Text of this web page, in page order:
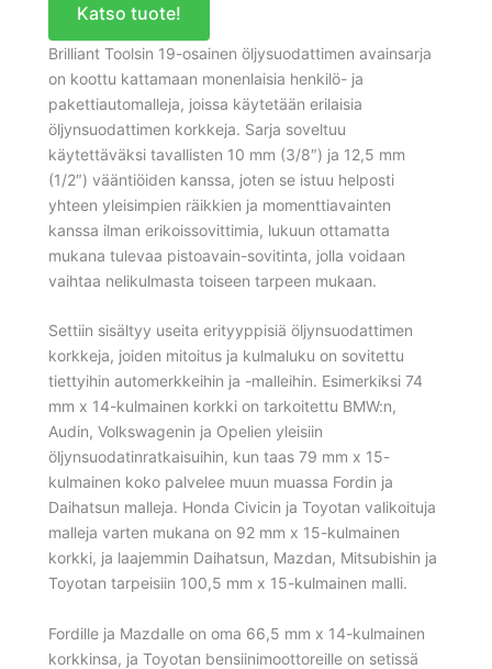
Katso tuote!
Brilliant Toolsin 19-osainen öljysuodattimen avainsarja
on koottu kattamaan monenlaisia henkilö- ja
pakettiautomalleja, joissa käytetään erilaisia
öljynsuodattimen korkkeja. Sarja soveltuu
käytettäväksi tavallisten 10 mm (3/8″) ja 12,5 mm
(1/2″) vääntiöiden kanssa, joten se istuu helposti
yhteen yleisimpien räikkien ja momenttiavainten
kanssa ilman erikoissovittimia, lukuun ottamatta
mukana tulevaa pistoavain-sovitinta, jolla voidaan
vaihtaa nelikulmasta toiseen tarpeen mukaan.
Settiin sisältyy useita erityyppisiä öljynsuodattimen
korkkeja, joiden mitoitus ja kulmaluku on sovitettu
tiettyihin automerkkeihin ja -malleihin. Esimerkiksi 74
mm x 14-kulmainen korkki on tarkoitettu BMW:n,
Audin, Volkswagenin ja Opelien yleisiin
öljynsuodatinratkaisuihin, kun taas 79 mm x 15-
kulmainen koko palvelee muun muassa Fordin ja
Daihatsun malleja. Honda Civicin ja Toyotan valikoituja
malleja varten mukana on 92 mm x 15-kulmainen
korkki, ja laajemmin Daihatsun, Mazdan, Mitsubishin ja
Toyotan tarpeisiin 100,5 mm x 15-kulmainen malli.
Fordille ja Mazdalle on oma 66,5 mm x 14-kulmainen
korkkinsa, ja Toyotan bensiinimoottoreille on setissä